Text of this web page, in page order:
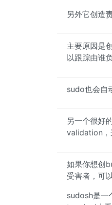
另外它创造
主要原因是
以跟踪由谁
sudo也会自
另一个很好
validation，
如果你想创
受害者，可
sudosh是一